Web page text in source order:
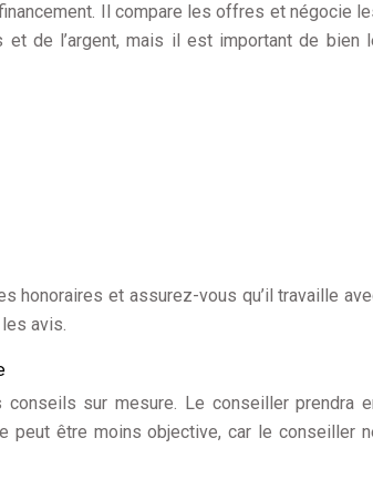
Il compare les offres et négocie
de l’argent, mais il est important de bien
honoraires et assurez-vous qu’il travaille
avis.
sur mesure. Le conseiller prendra
peut être moins objective, car le conseiller